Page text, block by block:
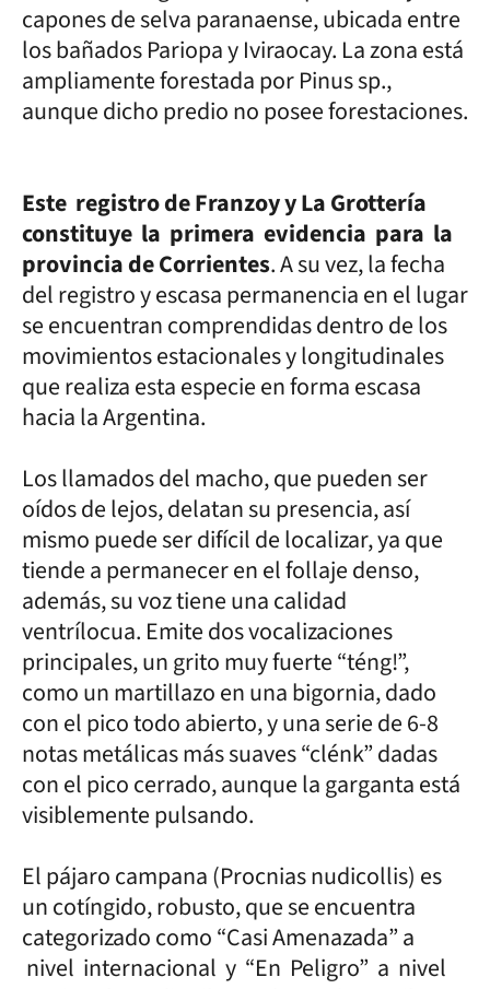
capones de selva paranaense, ubicada entre
los bañados Pariopa y Iviraocay. La zona está
ampliamente forestada por Pinus sp.,
aunque dicho predio no posee forestaciones.
Este registro de Franzoy y La Grottería
constituye la primera evidencia para la
provincia de Corrientes. A su vez, la fecha
del registro y escasa permanencia en el lugar
se encuentran comprendidas dentro de los
movimientos estacionales y longitudinales
que realiza esta especie en forma escasa
hacia la Argentina.
Los llamados del macho, que pueden ser
oídos de lejos, delatan su presencia, así
mismo puede ser difícil de localizar, ya que
tiende a permanecer en el follaje denso,
además, su voz tiene una calidad
ventrílocua. Emite dos vocalizaciones
principales, un grito muy fuerte “téng!”,
como un martillazo en una bigornia, dado
con el pico todo abierto, y una serie de 6-8
notas metálicas más suaves “clénk” dadas
con el pico cerrado, aunque la garganta está
visiblemente pulsando.
El pájaro campana (Procnias nudicollis) es
un cotíngido, robusto, que se encuentra
categorizado como “Casi Amenazada” a
nivel internacional y “En Peligro” a nivel